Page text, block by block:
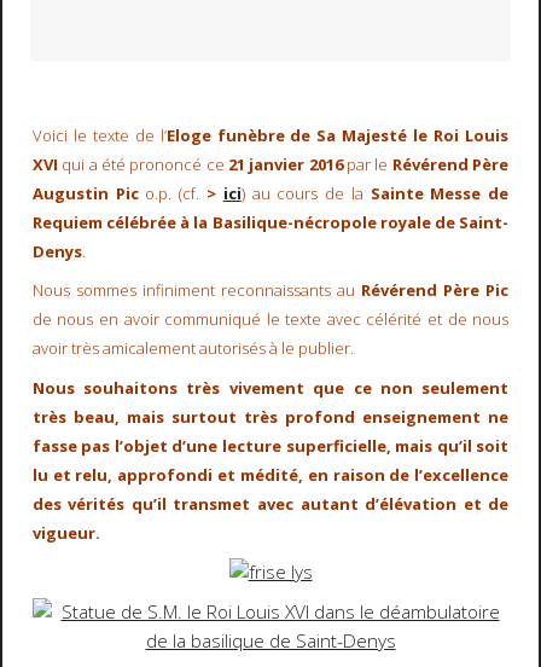
Voici le texte de l’Eloge funèbre de Sa Majesté le Roi Louis
XVI qui a été prononcé ce 21 janvier 2016par le Révérend Père
Augustin Pico.p. (cf. > ici) au cours de la Sainte Messe de
Requiem célébrée à la Basilique-nécropole royale de Saint-
Denys.
Nous sommes infiniment reconnaissants au Révérend Père Pic
de nous en avoir communiqué le texte avec célérité et de nous
avoir très amicalement autorisés à le publier.
Nous souhaitons très vivement que ce non seulement
très beau, mais surtout très profond enseignement ne
fasse pas l’objet d’une lecture superficielle, mais qu’il soit
lu et relu, approfondi et médité, en raison de l’excellence
des vérités qu’il transmet avec autant d’élévation et de
vigueur.